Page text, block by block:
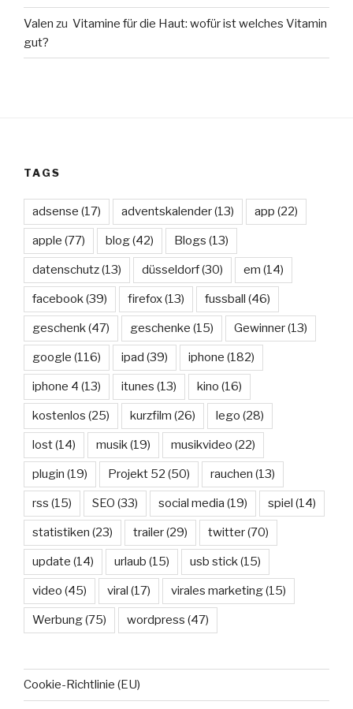
Valen zu Vitamine für die Haut: wofür ist welches Vitamin
gut?
TAGS
adsense (17) adventskalender(13) app (22)
apple (77) blog(42) Blogs (13)
datenschutz(13) düsseldorf(30) em (14)
facebook(39) firefox(13) fussball (46)
geschenk(47) geschenke (15) Gewinner(13)
google (116) ipad (39) iphone (182)
iphone 4 (13) itunes (13) kino (16)
kostenlos (25) kurzfilm (26) lego (28)
lost(14) musik(19) musikvideo (22)
plugin (19) Projekt 52 (50) rauchen (13)
rss (15) SEO (33) social media (19) spiel (14)
statistiken (23) trailer(29) twitter(70)
update (14) urlaub (15) usb stick(15)
video (45) viral (17) virales marketing(15)
Werbung(75) wordpress (47)
Cookie-Richtlinie (EU)